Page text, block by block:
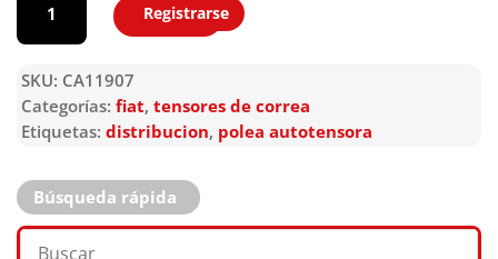
Agregar
Registrarse
SKU: CA11907
Categorías: fiat, tensores de correa
Etiquetas: distribucion, polea autotensora
Búsqueda rápida